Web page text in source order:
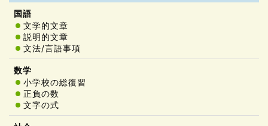
文学的文章
説明的文章
文法/言語事項
小学校の総復習
正負の数
文字の式